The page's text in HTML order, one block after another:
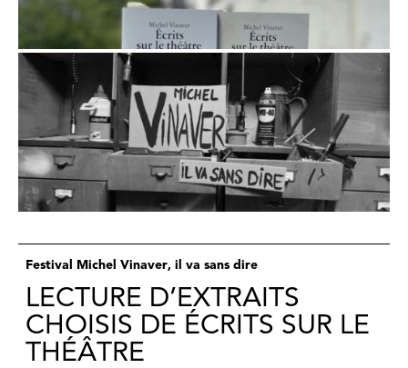
Festival Michel Vinaver, il va sans dire
LECTURE D’EXTRAITS
CHOISIS DE ÉCRITS SUR LE
THÉÂTRE